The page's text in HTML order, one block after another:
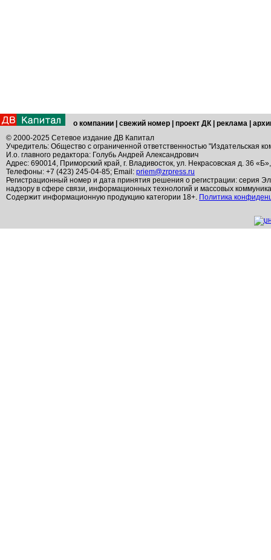
о компании свежий номер проект ДК реклама
© 2000-2025 Сетевое издание ДВ Капитал
Учредитель: Общество с ограниченной ответственностью "Издательская
И.о. главного редактора: Голубь Андрей Александрович
Адрес: 690014, Приморский край, г. Владивосток, ул. Некрасовская д. 36
Телефоны: +7 (423) 245-04-85; Email: priem@zrpress.ru
Регистрационный номер и дата принятия решения о регистрации: серия
надзору в сфере связи, информационных технологий и массовых
Содержит информационную продукцию категории 18+. Политика